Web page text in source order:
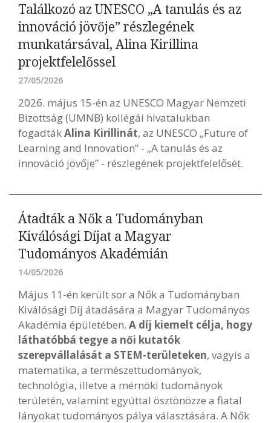
Találkozó az UNESCO „A tanulás és az
innováció jövője” részlegének
munkatársával, Alina Kirillina
projektfelelőssel
27/05/2026
2026. május 15-én az UNESCO Magyar Nemzeti
Bizottság (UMNB) kollégái hivatalukban
fogadtákAlina Kirillinát, az UNESCO „Future of
Learning and Innovation” - „A tanulás és az
innováció jövője” - részlegének projektfelelősét.
Átadták a Nők a Tudományban
Kiválósági Díjat a Magyar
Tudományos Akadémián
14/05/2026
Május 11-én került sor a Nők a Tudományban
Kiválósági Díj átadására a Magyar Tudományos
Akadémia épületében. A díj kiemelt célja, hogy
láthatóbbá tegye a női kutatók
szerepvállalását a STEM-területeken, vagyis a
matematika, a természettudományok,
technológia, illetve a mérnöki tudományok
területén, valamint egyúttal ösztönözze a fiatal
lányokat tudományos pálya választására. A Nők